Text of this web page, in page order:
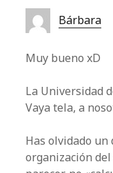
Bárbara
Muy bueno xD
La Universidad
Vaya tela, a
Has olvidado un
organización